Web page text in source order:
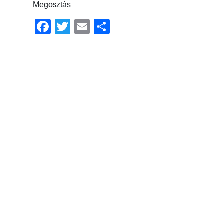
Megosztás
Facebook
TwitterEmail